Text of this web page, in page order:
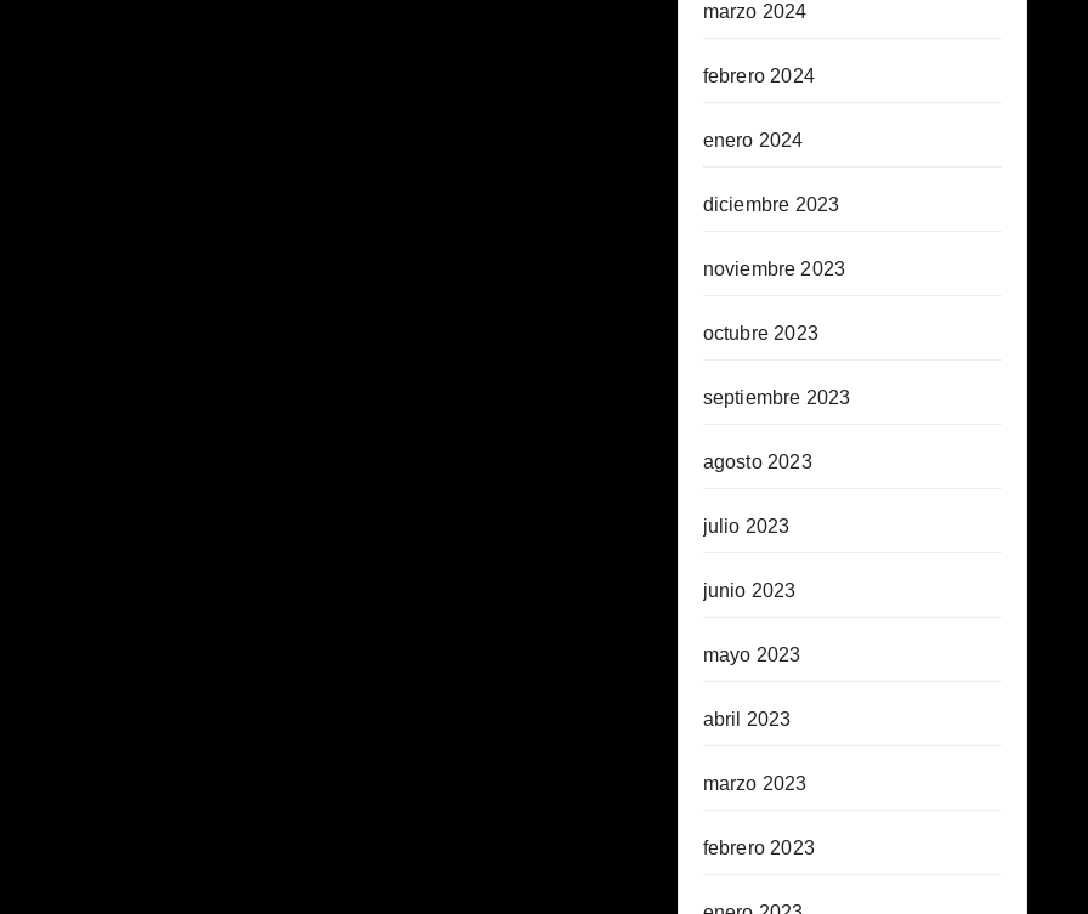
marzo 2024
febrero 2024
enero 2024
diciembre 2023
noviembre 2023
octubre 2023
septiembre 2023
agosto 2023
julio 2023
junio 2023
mayo 2023
abril 2023
marzo 2023
febrero 2023